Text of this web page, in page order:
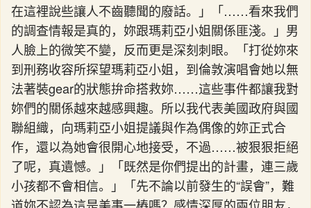
在這裡說些讓人不齒聽聞的廢話。」「……看來我們
的調查情報是真的，妳跟瑪莉亞小姐關係匪淺。」男
人臉上的微笑不變，反而更是深刻刺眼。「打從妳來
到刑務收容所探望瑪莉亞小姐，到倫敦演唱會她以無
法著裝gear的狀態拚命搭救妳……這些事件都讓我對
妳們的關係越來越感興趣。所以我代表美國政府與國
聯組織，向瑪莉亞小姐提議與作為偶像的妳正式合
作，還以為她會很開心地接受，不過……被狠狠拒絕
了呢，真遺憾。」「既然是你們提出的計畫，連三歲
小孩都不會相信。」「先不論以前發生的“誤會”，難